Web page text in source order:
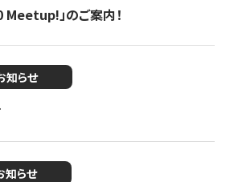
Meetup!」のご案内！
知らせ
知らせ